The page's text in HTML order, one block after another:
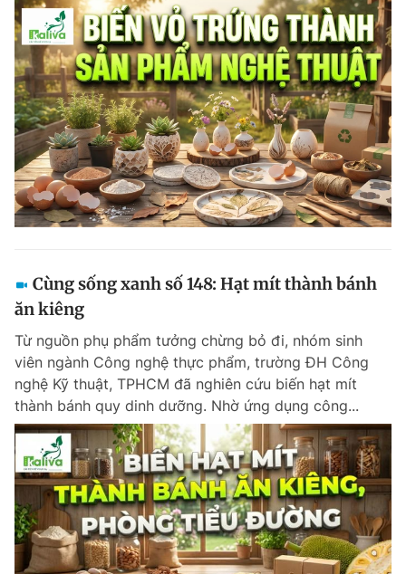
Cùng sống xanh số 148: Hạt mít thành bánh
ăn kiêng
Từ nguồn phụ phẩm tưởng chừng bỏ đi, nhóm sinh
viên ngành Công nghệ thực phẩm, trường ĐH Công
nghệ Kỹ thuật, TPHCM đã nghiên cứu biến hạt mít
thành bánh quy dinh dưỡng. Nhờ ứng dụng công...